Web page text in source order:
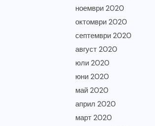
ноември 2020
октомври 2020
септември 2020
август 2020
юли 2020
юни 2020
май 2020
април 2020
март 2020